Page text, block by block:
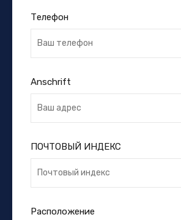
Телефон
Anschrift
ПОЧТОВЫЙ ИНДЕКС
Расположение